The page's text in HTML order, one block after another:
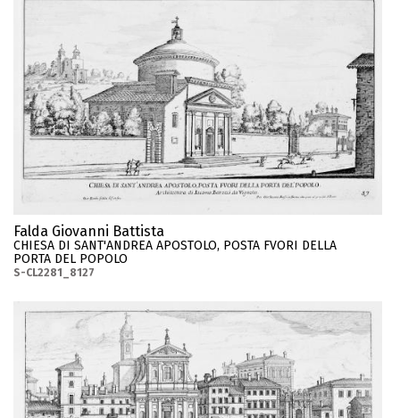
Falda Giovanni Battista
CHIESA DI SANT'ANDREA APOSTOLO, POSTA FVORI DELLA
PORTA DEL POPOLO
S-CL2281_8127